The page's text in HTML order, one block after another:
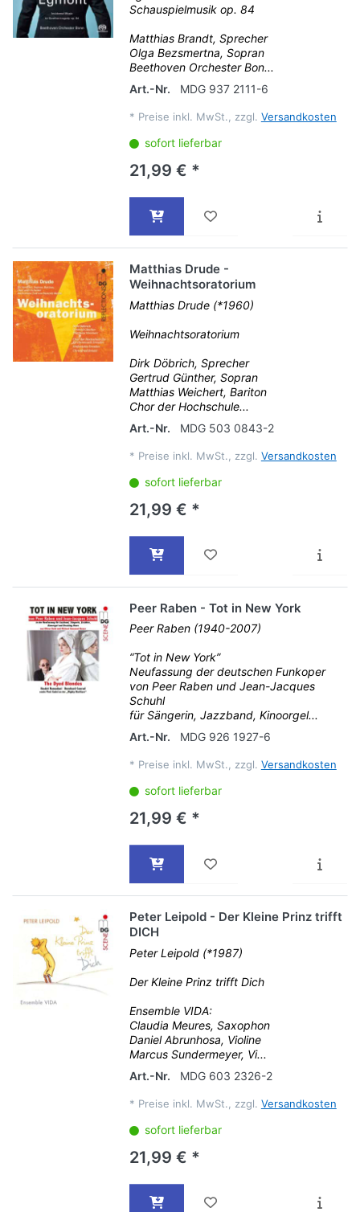
Schauspielmusik op. 84
Matthias Brandt, Sprecher
Olga Bezsmertna, Sopran
Beethoven Orchester Bon...
Art.-Nr.
MDG 937 2111-6
* Preise inkl. MwSt., zzgl. Versandkosten
sofort lieferbar
21,99 € *
Matthias Drude -
Weihnachtsoratorium
Matthias Drude (*1960)
Weihnachtsoratorium
Dirk Döbrich, Sprecher
Gertrud Günther, Sopran
Matthias Weichert, Bariton
Chor der Hochschule...
Art.-Nr.
MDG 503 0843-2
* Preise inkl. MwSt., zzgl. Versandkosten
sofort lieferbar
21,99 € *
Peer Raben - Tot in New York
Peer Raben (1940-2007)
“Tot in New York”
Neufassung der deutschen Funkoper
von Peer Raben und Jean-Jacques
Schuhl
für Sängerin, Jazzband, Kinoorgel...
Art.-Nr.
MDG 926 1927-6
* Preise inkl. MwSt., zzgl. Versandkosten
sofort lieferbar
21,99 € *
Peter Leipold - Der Kleine Prinz trifft
DICH
Peter Leipold (*1987)
Der Kleine Prinz trifft Dich
Ensemble VIDA:
Claudia Meures, Saxophon
Daniel Abrunhosa, Violine
Marcus Sundermeyer, Vi...
Art.-Nr.
MDG 603 2326-2
* Preise inkl. MwSt., zzgl. Versandkosten
sofort lieferbar
21,99 € *